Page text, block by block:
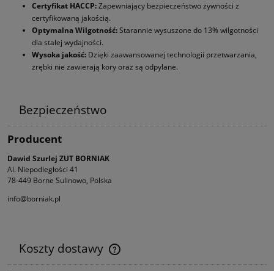
Certyfikat HACCP:Zapewniający bezpieczeństwo żywności z
certyfikowaną jakością.
Optymalna Wilgotność:Starannie wysuszone do 13% wilgotności
dla stałej wydajności.
Wysoka jakość: Dzięki zaawansowanej technologii przetwarzania,
zrębki nie zawierają kory oraz są odpylane.
Bezpieczeństwo
Producent
Dawid Szurlej ZUT BORNIAK
Al. Niepodległości 41
78-449 Borne Sulinowo, Polska
info@borniak.pl
Koszty dostawy
Cena nie zawiera ewentualnych kosztów płatności